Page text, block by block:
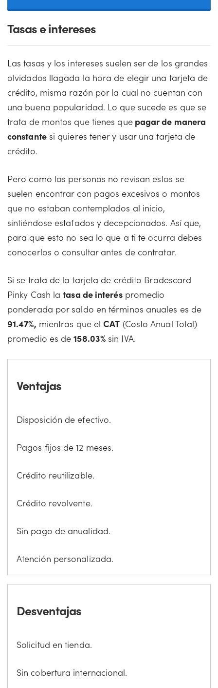
Tasas e intereses
Las tasas y los intereses suelen ser de los grandes
olvidados llagada la hora de elegir una tarjeta de
crédito, misma razón por la cual no cuentan con
una buena popularidad. Lo que sucede es que se
trata de montos que tienes quepagar de manera
constantesi quieres tener y usar una tarjeta de
crédito.
Pero como las personas no revisan estos se
suelen encontrar con pagos excesivos o montos
que no estaban contemplados al inicio,
sintiéndose estafados y decepcionados. Así que,
para que esto no sea lo que a ti te ocurra debes
conocerlos o consultar antes de contratar.
Si se trata de la tarjeta de crédito Bradescard
Pinky Cash latasa de interéspromedio
ponderada por saldo en términos anuales es de
91.47%, mientras que elCAT (Costo Anual Total)
promedio es de158.03% sin IVA.
Ventajas
Disposición de efectivo.
Pagos fijos de 12 meses.
Crédito reutilizable.
Crédito revolvente.
Sin pago de anualidad.
Atención personalizada.
Desventajas
Solicitud en tienda.
Sin cobertura internacional.